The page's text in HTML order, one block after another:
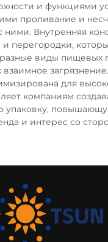
и функциями
проливание и
Внутренняя
и перегородки,
виды пищевых
для
компаниям
упаковку,
и интерес со